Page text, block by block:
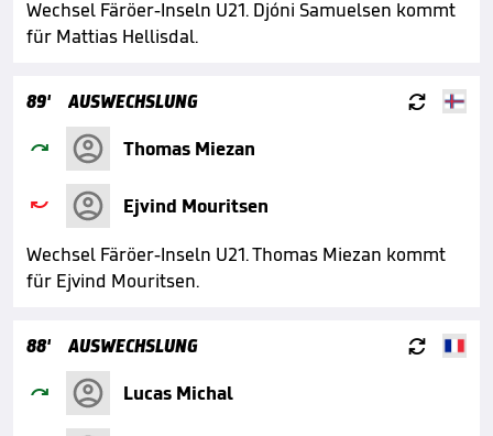
Wechsel Färöer-Inseln U21. Djóni Samuelsen kommt
für Mattias Hellisdal.
89' AUSWECHSLUNG 
 Thomas Miezan

Ejvind Mouritsen
Wechsel Färöer-Inseln U21. Thomas Miezan kommt
für Ejvind Mouritsen.
88' AUSWECHSLUNG 
 Lucas Michal